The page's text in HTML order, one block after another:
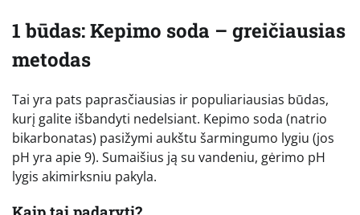
1 būdas: Kepimo soda – greičiausias
metodas
Tai yra pats paprasčiausias ir populiariausias būdas,
kurį galite išbandyti nedelsiant. Kepimo soda (natrio
bikarbonatas) pasižymi aukštu šarmingumo lygiu (jos
pH yra apie 9). Sumaišius ją su vandeniu, gėrimo pH
lygis akimirksniu pakyla.